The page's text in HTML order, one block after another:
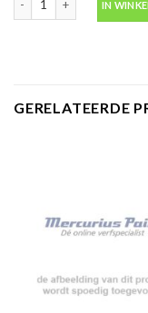
IN
GERELATEERDE